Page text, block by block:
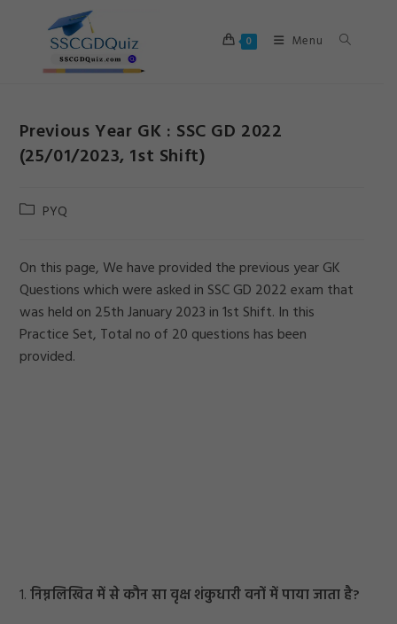
0 Menu
Previous Year GK : SSC GD 2022
(25/01/2023, 1st Shift)
Post PYQ
On this page, We have provided the previous year GK
Questions which were asked in SSC GD 2022 exam that
was held on 25th January 2023 in 1st Shift. In this
Practice Set, Total no of 20 questions has been
provided.
1.निम्नलिखित में से कौन सा वृक्ष शंकुधारी वनों में पाया जाता है?